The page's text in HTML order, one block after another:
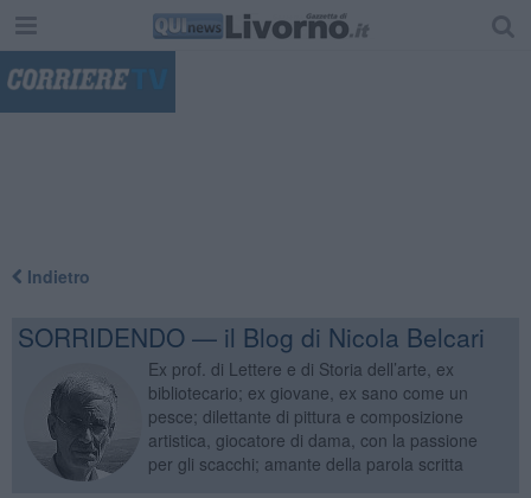
Indietro
SORRIDENDO — il Blog di Nicola Belcari
Ex prof. di Lettere e di Storia dell’arte, ex
bibliotecario; ex giovane, ex sano come un
pesce; dilettante di pittura e composizione
artistica, giocatore di dama, con la passione
per gli scacchi; amante della parola scritta